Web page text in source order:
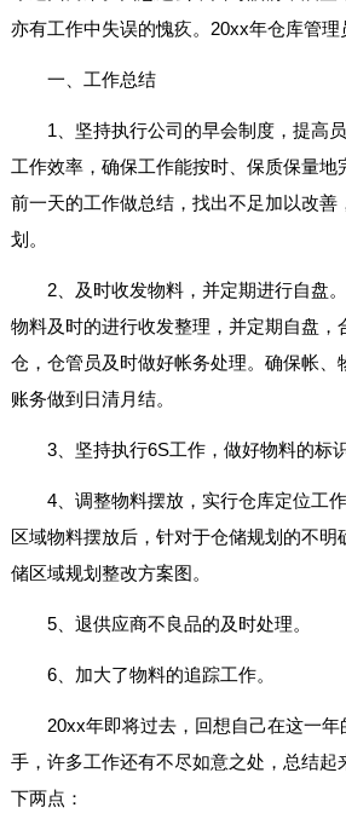
亦有工作中失误的愧疚。20xx年仓库管理
一、工作总结
1、坚持执行公司的早会制度，提高
工作效率，确保工作能按时、保质保量地
前一天的工作做总结，找出不足加以改善
划。
2、及时收发物料，并定期进行自盘
物料及时的进行收发整理，并定期自盘，
仓，仓管员及时做好帐务处理。确保帐、
账务做到日清月结。
3、坚持执行6S工作，做好物料的标
4、调整物料摆放，实行仓库定位工
区域物料摆放后，针对于仓储规划的不明
储区域规划整改方案图。
5、退供应商不良品的及时处理。
6、加大了物料的追踪工作。
20xx年即将过去，回想自己在这一
手，许多工作还有不尽如意之处，总结起
下两点：